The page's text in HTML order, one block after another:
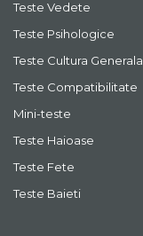
Teste Vedete
Teste Psihologice
Teste Cultura Generala
Teste Compatibilitate
Mini-teste
Teste Haioase
Teste Fete
Teste Baieti